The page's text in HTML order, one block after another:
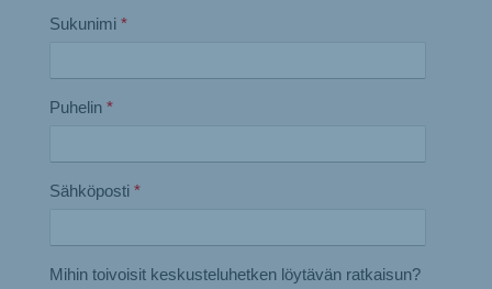
Sukunimi *
Puhelin *
Sähköposti *
Mihin toivoisit keskusteluhetken löytävän ratkaisun?